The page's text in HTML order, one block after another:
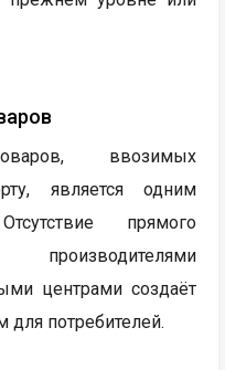
ввозимых
является одним
прямого
центрами создаёт
для потребителей.